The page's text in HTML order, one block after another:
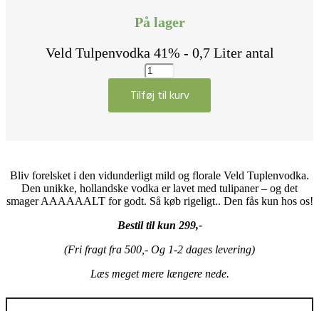
På lager
Veld Tulpenvodka 41% - 0,7 Liter antal
Tilføj til kurv
Bliv forelsket i den vidunderligt mild og florale Veld Tuplenvodka.
Den unikke, hollandske vodka er lavet med tulipaner – og det
smager AAAAAALT for godt. Så køb rigeligt.. Den fås kun hos os!
Bestil til kun 299,-
(Fri fragt fra 500,- Og 1-2 dages levering)
Læs meget mere længere nede.